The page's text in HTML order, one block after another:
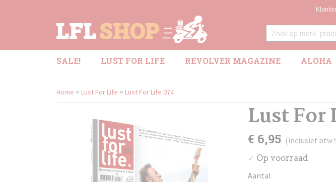
SALE! LUST FOR LIFE REVOLVER MAGAZINE ALOHA
Home > Lust For Life > Lust For Life 074
Lust For
€ 6,95 (inclusief btw
✓ Op voorraad
Aantal